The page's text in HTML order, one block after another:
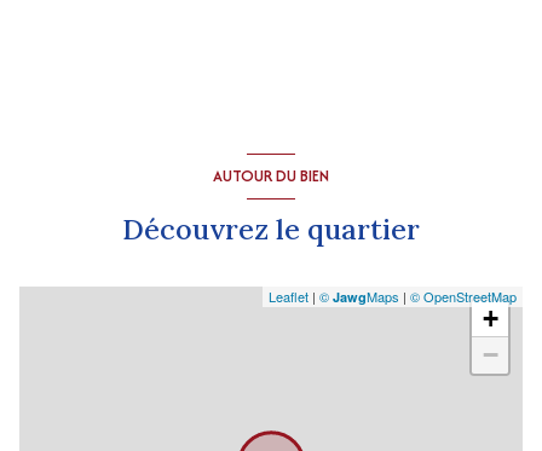
AUTOUR DU BIEN
Découvrez le quartier
+
−
Leaflet | © JawgMaps | © OpenStreetMap